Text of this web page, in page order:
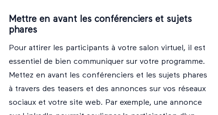
Mettre en avant les conférenciers et sujets
phares
Pour attirer les participants à votre salon virtuel, il est
essentiel de bien communiquer sur votre programme.
Mettez en avant les conférenciers et les sujets phares
à travers des teasers et des annonces sur vos réseaux
sociaux et votre site web. Par exemple, une annonce